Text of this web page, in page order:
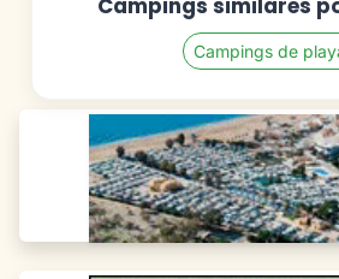
Campings similares
Campings de